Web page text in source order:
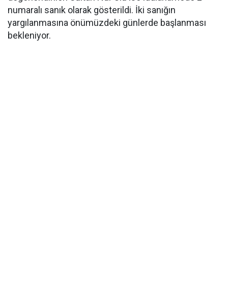
numaralı sanık olarak gösterildi. İki sanığın
yargılanmasına önümüzdeki günlerde başlanması
bekleniyor.